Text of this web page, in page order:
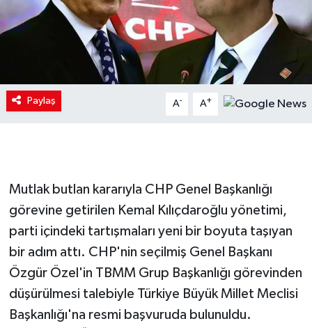
Paylaş A- A+
Mutlak butlan kararıyla CHP Genel Başkanlığı
görevine getirilen Kemal Kılıçdaroğlu yönetimi,
parti içindeki tartışmaları yeni bir boyuta taşıyan
bir adım attı. CHP'nin seçilmiş Genel Başkanı
Özgür Özel'in TBMM Grup Başkanlığı görevinden
düşürülmesi talebiyle Türkiye Büyük Millet Meclisi
Başkanlığı'na resmi başvuruda bulunuldu.